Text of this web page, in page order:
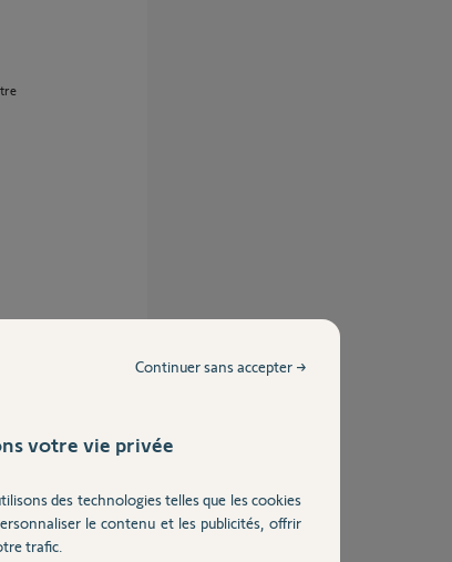
je
votre vie privée
des technologies telles que les cookies
le contenu et les publicités, offrir
trafic.
Continuer sans accepter →